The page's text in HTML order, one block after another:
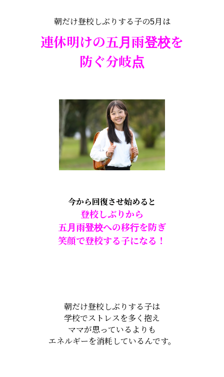
朝だけ登校しぶりする子の5月は
連休明けの五月雨登校を
防ぐ分岐点
今から回復させ始めると
登校しぶりから
五月雨登校への移行を防ぎ
笑顔で登校する子になる！
朝だけ登校しぶりする子は
学校でストレスを多く抱え
ママが思っているよりも
エネルギーを消耗しているんです。